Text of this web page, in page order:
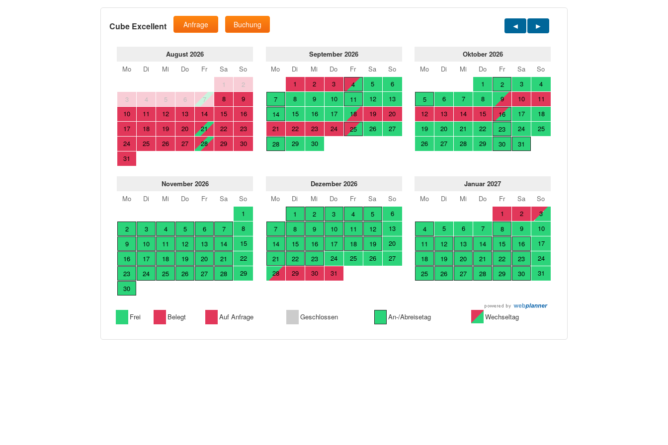
Cube Excellent Anfrage Buchung
August 2026
Mo
Di Mi Do Fr Sa
So
1
2
3
4 5 6 7 8
9
10
11 12 13 14 15
16
17
18 19 20 21 22
23
24
25 26 27 28 29
30
31
September 2026
Mo
Di Mi Do Fr Sa
So
1
2 3 4 5
6
7
8 9 10 11 12
13
14
15 16 17 18 19
20
21
22 23 24 25 26
27
28
29 30
Oktober 2026
Mo
Di Mi Do Fr Sa
So
1
2 3
4
5
6 7 8 9 10
11
12
13 14 15 16 17
18
19
20 21 22 23 24
25
26
27 28 29 30 31
November 2026
Mo
Di Mi Do Fr Sa
So
1
2
3 4 5 6 7
8
9
10 11 12 13 14
15
16
17 18 19 20 21
22
23
24 25 26 27 28
29
30
Dezember 2026
Mo
Di Mi Do Fr Sa
So
1
2 3 4 5
6
7
8 9 10 11 12
13
14
15 16 17 18 19
20
21
22 23 24 25 26
27
28
29 30 31
Januar 2027
Mo
Di Mi Do Fr Sa
So
1
2
3
4
5 6 7 8 9
10
11
12 13 14 15 16
17
18
19 20 21 22 23
24
25
26 27 28 29 30 31
Frei Belegt Auf Anfrage Geschlossen An-/Abreisetag Wechseltag